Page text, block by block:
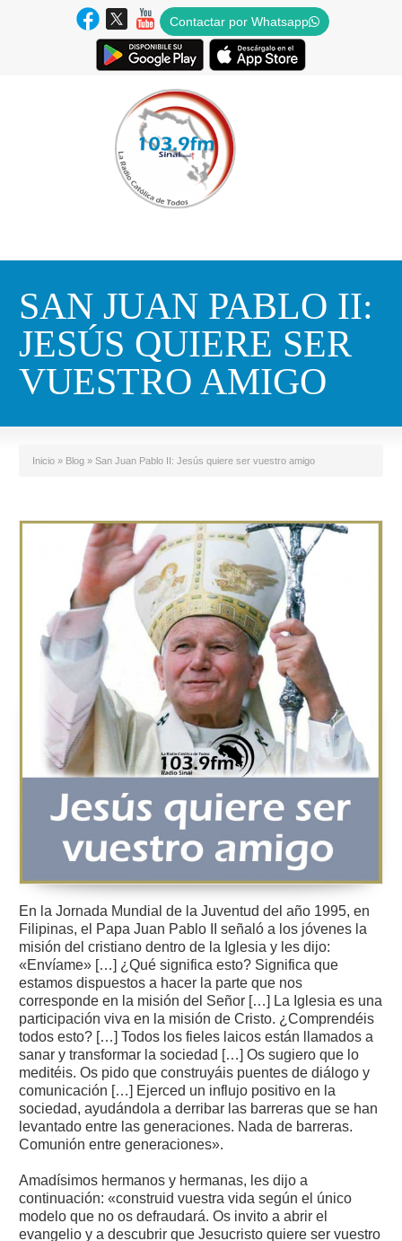
Contactar por Whatsapp
SAN JUAN PABLO II:
JESÚS QUIERE SER
VUESTRO AMIGO
Inicio » Blog » San Juan Pablo II: Jesús quiere ser vuestro amigo
En la Jornada Mundial de la Juventud del año 1995, en
Filipinas, el Papa Juan Pablo II señaló a los jóvenes la
misión del cristiano dentro de la Iglesia y les dijo:
«Envíame» […] ¿Qué significa esto? Significa que
estamos dispuestos a hacer la parte que nos
corresponde en la misión del Señor […] La Iglesia es una
participación viva en la misión de Cristo. ¿Comprendéis
todos esto? […] Todos los fieles laicos están llamados a
sanar y transformar la sociedad […] Os sugiero que lo
meditéis. Os pido que construyáis puentes de diálogo y
comunicación […] Ejerced un influjo positivo en la
sociedad, ayudándola a derribar las barreras que se han
levantado entre las generaciones. Nada de barreras.
Comunión entre generaciones».
Amadísimos hermanos y hermanas, les dijo a
continuación: «construid vuestra vida según el único
modelo que no os defraudará. Os invito a abrir el
evangelio y a descubrir que Jesucristo quiere ser vuestro